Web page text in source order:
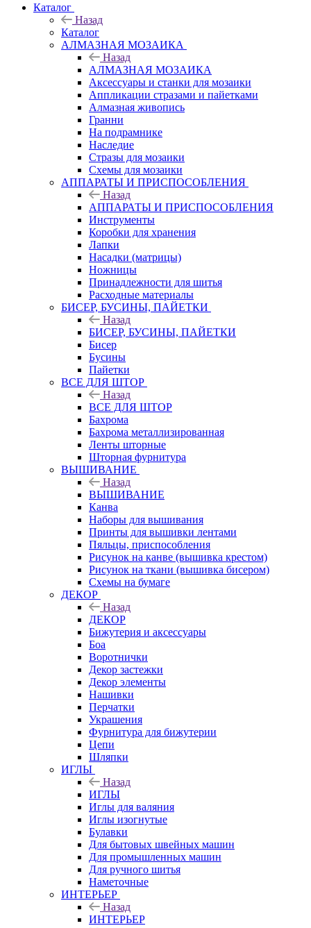
Каталог
Назад
Каталог
АЛМАЗНАЯ МОЗАИКА
Назад
АЛМАЗНАЯ МОЗАИКА
Аксессуары и станки для мозаики
Аппликации стразами и пайетками
Алмазная живопись
Гранни
На подрамнике
Наследие
Стразы для мозаики
Схемы для мозаики
АППАРАТЫ И ПРИСПОСОБЛЕНИЯ
Назад
АППАРАТЫ И ПРИСПОСОБЛЕНИЯ
Инструменты
Коробки для хранения
Лапки
Насадки (матрицы)
Ножницы
Принадлежности для шитья
Расходные материалы
БИСЕР, БУСИНЫ, ПАЙЕТКИ
Назад
БИСЕР, БУСИНЫ, ПАЙЕТКИ
Бисер
Бусины
Пайетки
ВСЕ ДЛЯ ШТОР
Назад
ВСЕ ДЛЯ ШТОР
Бахрома
Бахрома металлизированная
Ленты шторные
Шторная фурнитура
ВЫШИВАНИЕ
Назад
ВЫШИВАНИЕ
Канва
Наборы для вышивания
Принты для вышивки лентами
Пяльцы, приспособления
Рисунок на канве (вышивка крестом)
Рисунок на ткани (вышивка бисером)
Схемы на бумаге
ДЕКОР
Назад
ДЕКОР
Бижутерия и аксессуары
Боа
Воротнички
Декор застежки
Декор элементы
Нашивки
Перчатки
Украшения
Фурнитура для бижутерии
Цепи
Шляпки
ИГЛЫ
Назад
ИГЛЫ
Иглы для валяния
Иглы изогнутые
Булавки
Для бытовых швейных машин
Для промышленных машин
Для ручного шитья
Наметочные
ИНТЕРЬЕР
Назад
ИНТЕРЬЕР